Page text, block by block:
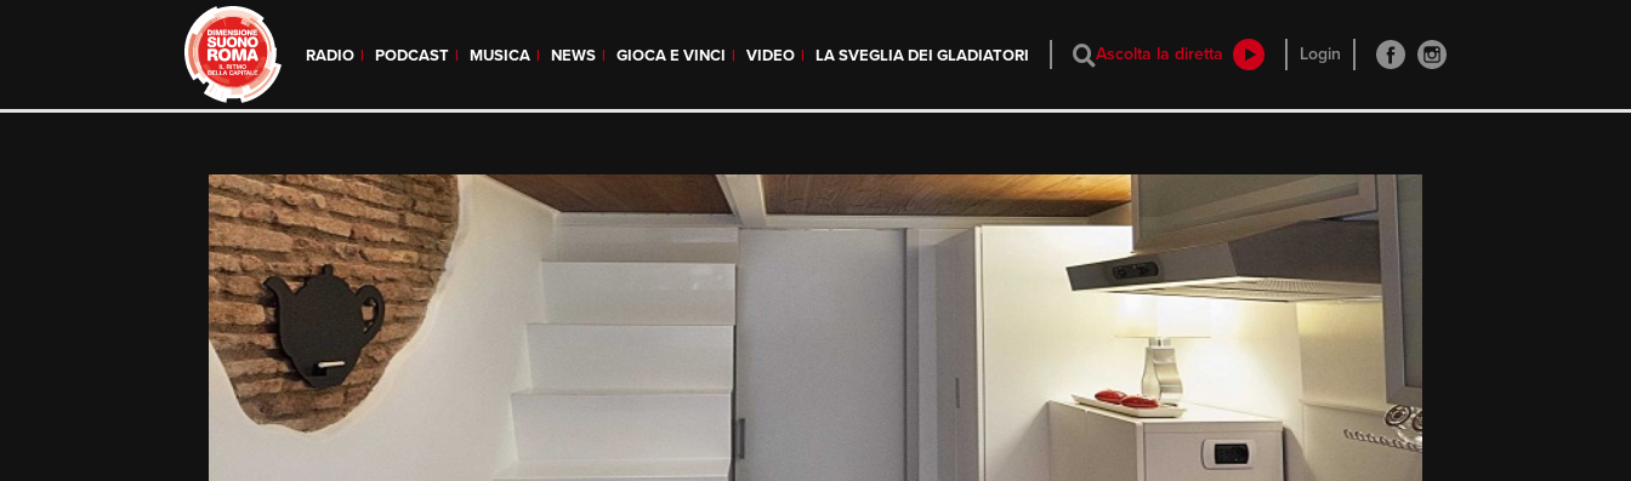
RADIO PODCAST MUSICA NEWS GIOCA E VINCI VIDEO LA SVEGLIA DEI GLADIATORI Ascolta la diretta Login